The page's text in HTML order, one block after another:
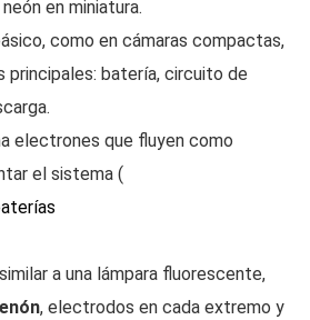
en miniatura.
como en cámaras compactas,
batería, circuito de
electrones que fluyen como
el sistema (
a una lámpara fluorescente,
, electrodos en cada extremo y